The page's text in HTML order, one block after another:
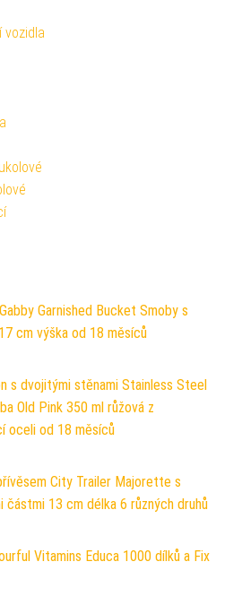
vozidla
Garnished Bucket Smoby s
cm výška od 18 měsíců
s dvojitými stěnami Stainless Steel
Old Pink 350 ml růžová z
oceli od 18 měsíců
City Trailer Majorette s
částmi 13 cm délka 6 různých druhů
Vitamins Educa 1000 dílků a Fix